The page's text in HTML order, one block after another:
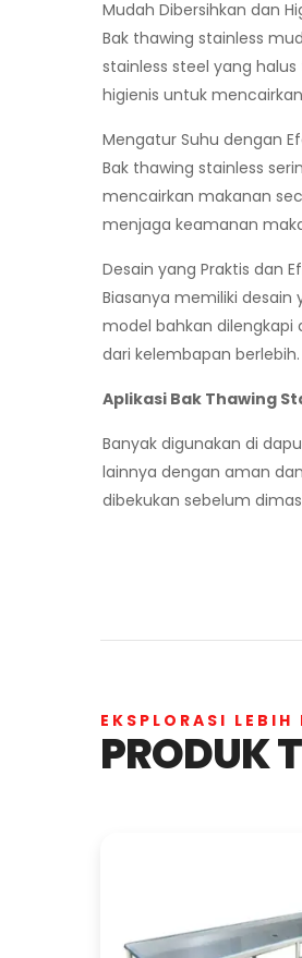
Mudah Dibersihkan dan
Bak thawing stainless
stainless steel yang
higienis untuk
Mengatur Suhu dengan
Bak thawing stainless
mencairkan makanan
menjaga keamanan
Desain yang Praktis dan
Biasanya memiliki
model bahkan dilengkapi
dari kelembapan berlebih.
Aplikasi Bak Thawing
Banyak digunakan di
lainnya dengan aman
dibekukan sebelum
EKSPLORASI LEBIH
PRODUK